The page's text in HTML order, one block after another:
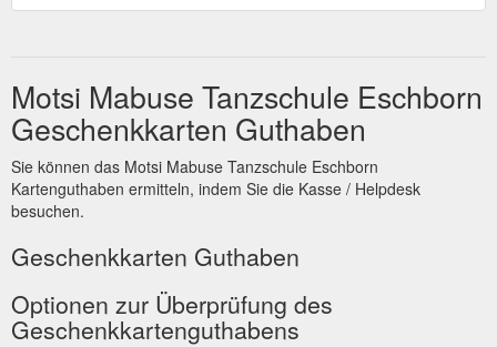
Motsi Mabuse Tanzschule Eschborn
Geschenkkarten Guthaben
Sie können das Motsi Mabuse Tanzschule Eschborn
Kartenguthaben ermitteln, indem Sie die Kasse / Helpdesk
besuchen.
Geschenkkarten Guthaben
Optionen zur Überprüfung des
Geschenkkartenguthabens